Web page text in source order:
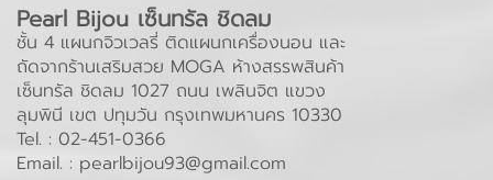
Pearl Bijou เซ็นทรัล ชิดลม
ชั้น 4 แผนกจิวเวลรี่ ติดแผนกเครื่องนอน และ
ถัดจากร้านเสริมสวย MOGA ห้างสรรพสินค้า
เซ็นทรัล ชิดลม 1027 ถนน เพลินจิต แขวง
ลุมพินี เขต ปทุมวัน กรุงเทพมหานคร 10330
Tel. : 02-451-0366
Email. : pearlbijou93@gmail.com